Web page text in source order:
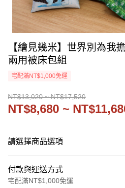
【繪見幾米】世界別為我擔
兩用被床包組
宅配滿NT$1,000免運
NT$13,020 ~ NT$17,520
NT$8,680 ~
請選擇商品選項
付款與運送方式
宅配滿NT$1,000免運